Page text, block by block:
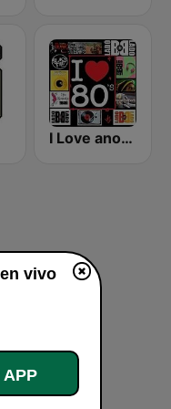
I Love anos 80's
vivo
APP